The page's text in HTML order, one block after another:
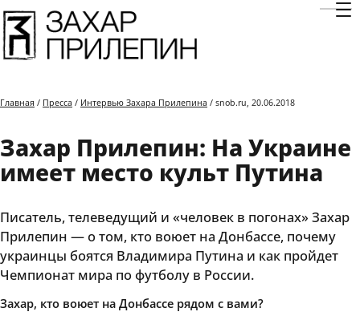
Главная / Пресса / Интервью Захара Прилепина / snob.ru, 20.06.2018
Захар Прилепин: На Украине
имеет место культ Путина
Писатель, телеведущий и «человек в погонах» Захар
Прилепин — о том, кто воюет на Донбассе, почему
украинцы боятся Владимира Путина и как пройдет
Чемпионат мира по футболу в России.
Захар, кто воюет на Донбассе рядом с вами?